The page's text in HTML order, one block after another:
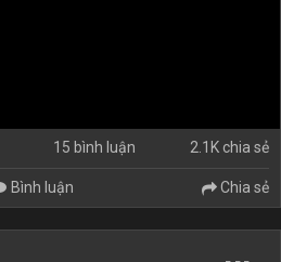
15 bình luận 2.1K chia sẻ
Bình luận Chia sẻ